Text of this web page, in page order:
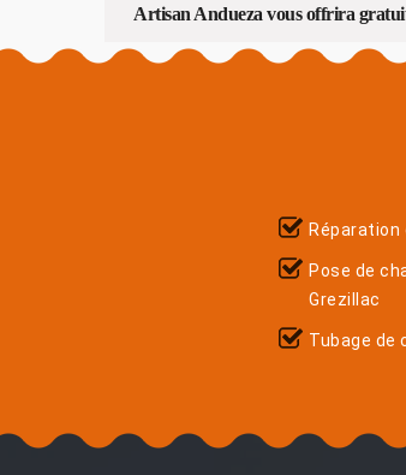
Artisan Andueza vous offrira
Réparation
Pose de
Grezillac
Tubage de